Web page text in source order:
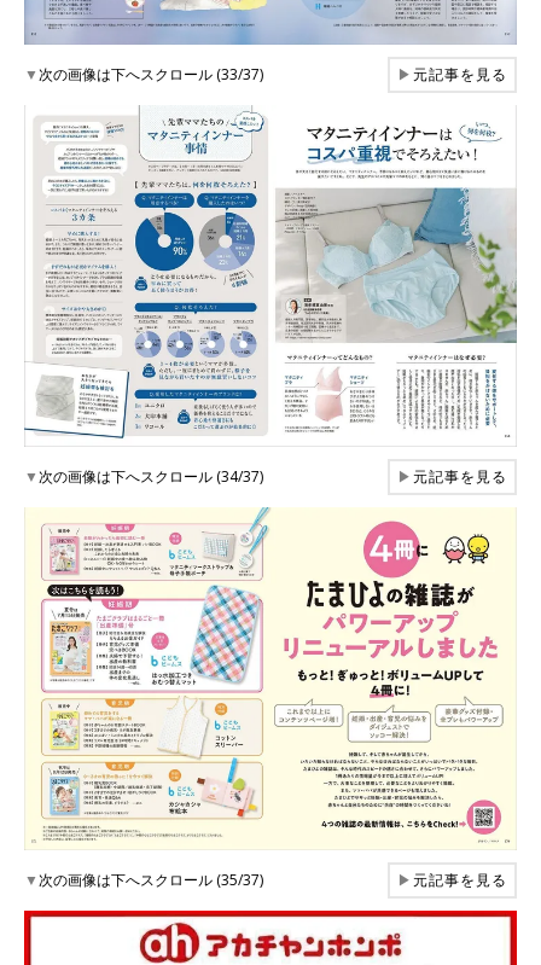
▼次の画像は下へスクロール (33/37) ▶元記事を見る
▼次の画像は下へスクロール (34/37) ▶元記事を見る
▼次の画像は下へスクロール (35/37) ▶元記事を見る